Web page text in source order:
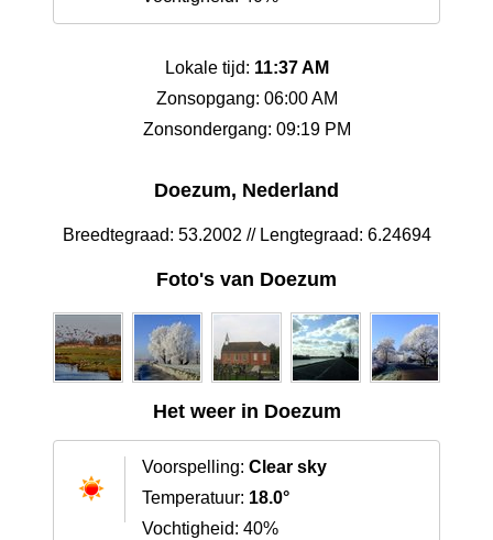
Lokale tijd: 11:37 AM
Zonsopgang: 06:00 AM
Zonsondergang: 09:19 PM
Doezum, Nederland
Breedtegraad: 53.2002 // Lengtegraad: 6.24694
Foto's van Doezum
Het weer in Doezum
Voorspelling: Clear sky
Temperatuur: 18.0°
Vochtigheid: 40%